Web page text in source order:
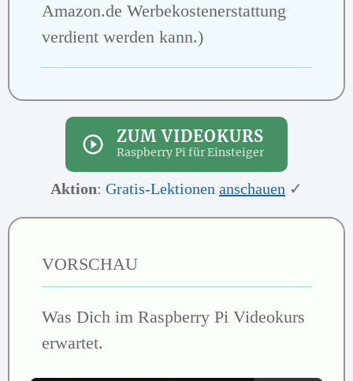
Amazon.de Werbekostenerstattung
verdient werden kann.)
ZUM VIDEOKURS
Raspberry Pi für Einsteiger
Aktion: Gratis-Lektionen anschauen ✓
VORSCHAU
Was Dich im Raspberry Pi Videokurs
erwartet.